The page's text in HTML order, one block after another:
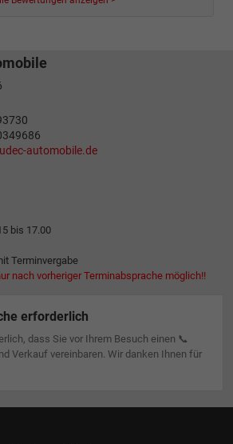
automobile.de
bis 17.00
Terminvergabe
nach vorheriger Terminabsprache möglich!!
erforderlich
dass Sie vor Ihrem Besuch einen 📞
Verkauf vereinbaren. Wir danken Ihnen für